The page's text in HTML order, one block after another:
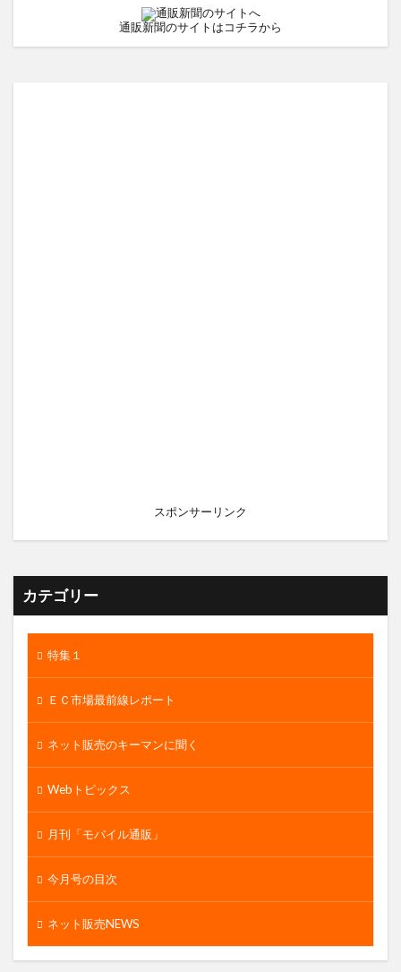
通販新聞のサイトはコチラから
スポンサーリンク
カテゴリー
特集１
ＥＣ市場最前線レポート
ネット販売のキーマンに聞く
Webトピックス
月刊「モバイル通販」
今月号の目次
ネット販売NEWS